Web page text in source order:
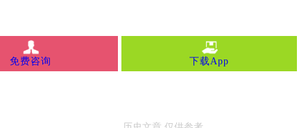
免费咨询 下载App